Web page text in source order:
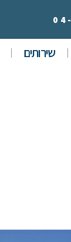
04-
שירותים